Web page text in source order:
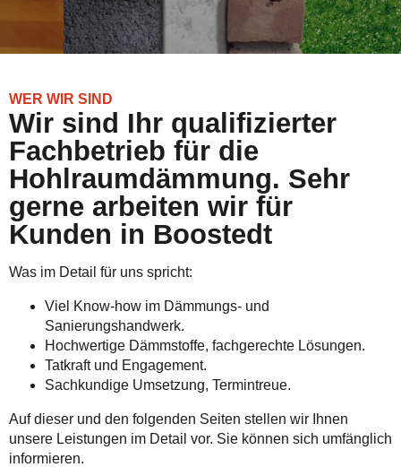
WER WIR SIND
Wir sind Ihr qualifizierter
Fachbetrieb für die
Hohlraumdämmung. Sehr
gerne arbeiten wir für
Kunden in Boostedt
Was im Detail für uns spricht:
Viel Know-how im Dämmungs- und
Sanierungshandwerk.
Hochwertige Dämmstoffe, fachgerechte Lösungen.
Tatkraft und Engagement.
Sachkundige Umsetzung, Termintreue.
Auf dieser und den folgenden Seiten stellen wir Ihnen
unsere Leistungen im Detail vor. Sie können sich umfänglich
informieren.